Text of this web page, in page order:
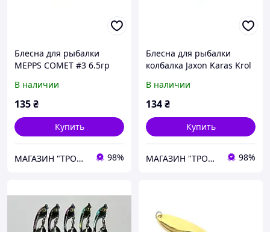
Блесна для рыбалки
MEPPS COMET #3 6.5гр
точки
В наличии
135₴
Купить
МАГАЗИН "ТРОФЕЙ" (Рибалка Спорт Туризм) 98%
Блесна для рыбалки
колбалка Jaxon Karas Krol
В наличии
134₴
Купить
МАГАЗИН "ТРОФЕЙ" (Рибалка Спорт Туризм) 98%